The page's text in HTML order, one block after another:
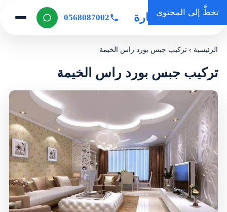
تخطَّ إلى المحتوى
روضة المنارة 0568087002
الرئيسية ›تركيب جبس بورد راس الخيمة
تركيب جبس بورد راس الخيمة